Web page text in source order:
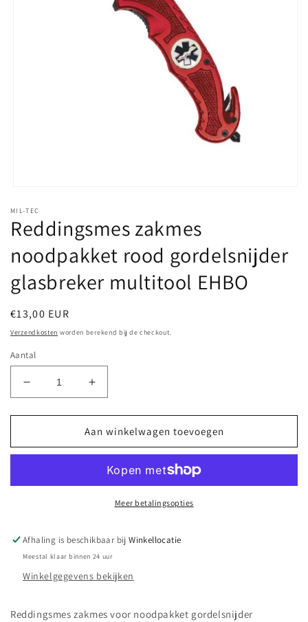
openen
in
modaal
MIL-TEC
Reddingsmes zakmes
noodpakket rood gordelsnijder
glasbreker multitool EHBO
Normale
prijs
€13,00 EUR
Verzendkosten worden berekend bij de checkout.
Aantal
Aantal
verlagen
voor
Reddingsmes
zakmes
gordelsnijder
Aantal
verhogen
voor
Reddingsmes
zakmes
rood
gordelsnijder
glasbreker
Aan winkelwagen toevoegen
Meer betalingsopties
Afhaling is beschikbaar bijWinkellocatie
Meestal klaar binnen 24 uur
Winkelgegevens bekijken
Reddingsmes zakmes voor noodpakket gordelsnijder